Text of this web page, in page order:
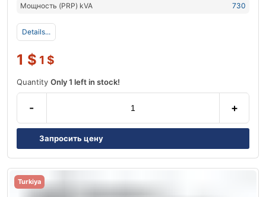
Мощность (PRP) kVA
730
Details...
1 $ 1 $
Quantity Only 1 left in stock!
- +
Запросить цену
Turkiya